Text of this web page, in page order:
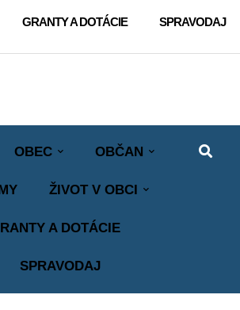
GRANTY A DOTÁCIE SPRAVODAJ
OBEC OBČAN
ŽIVOT V OBCI
A DOTÁCIE
SPRAVODAJ